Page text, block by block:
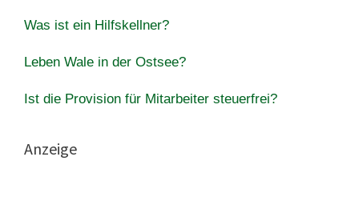
Was ist ein Hilfskellner?
Leben Wale in der Ostsee?
Ist die Provision für Mitarbeiter steuerfrei?
Anzeige